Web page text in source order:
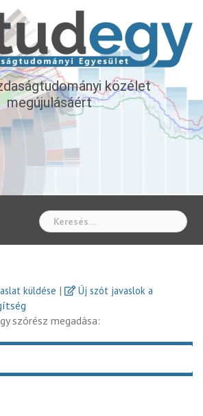
közélet
megújulásáért
küldése |
Új szót javaslok a
szórész megadása: